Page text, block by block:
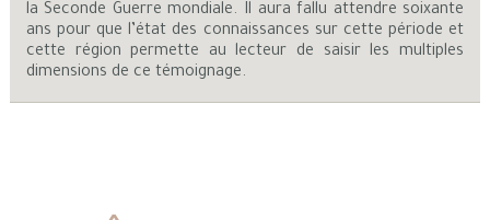
la Seconde Guerre mondiale. Il aura fallu attendre soixante
ans pour que l’état des connaissances sur cette période et
cette région permette au lecteur de saisir les multiples
dimensions de ce témoignage.